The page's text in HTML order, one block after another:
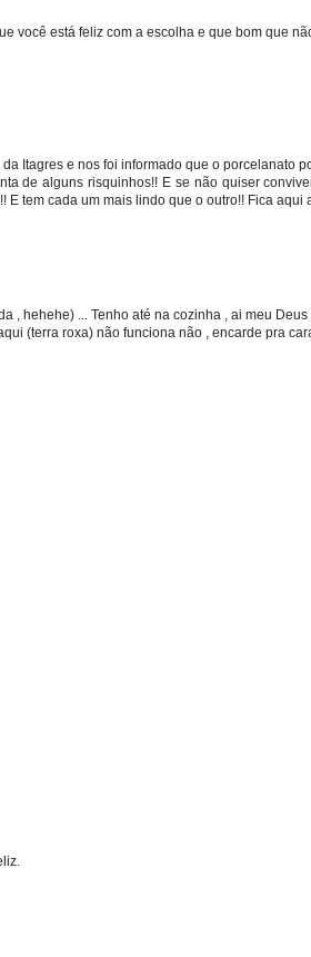
você está feliz com a escolha e que bom que
Itagres e nos foi informado que o porcelanato
de alguns risquinhos!! E se não quiser
tem cada um mais lindo que o outro!! Fica aqui
, hehehe) ... Tenho até na cozinha , ai meu
(terra roxa) não funciona não , encarde pra